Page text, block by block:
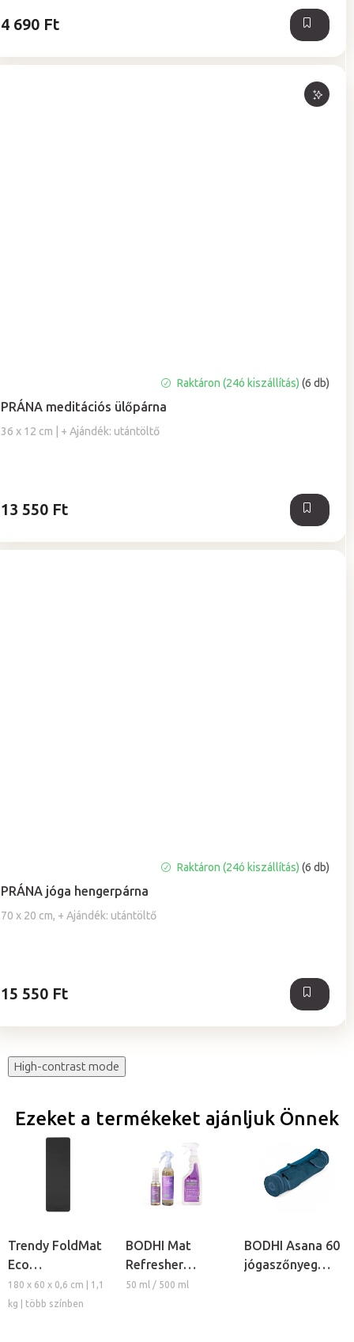
4 690 Ft
PRÁNA meditációs ülőpárna
36 x 12 cm | + Ajándék: utántöltő
termék
átlagos
értékelése
Raktáron (24ó kiszállítás)(6 db)
13 550 Ft
PRÁNA jóga hengerpárna
70 x 20 cm, + Ajándék: utántöltő
termék
átlagos
értékelése
Raktáron (24ó kiszállítás)(6 db)
15 550 Ft
High-contrast mode
Ezeket a termékeket ajánljuk Önnek
Trendy FoldMat
Eco
összehajtható
tornaszõnyeg
180 x 60 x 0,6 cm | 1,1
kg | több színben
BODHI Mat
Refresher
jógaszőnyeg
50 ml / 500 ml
BODHI Asana 60
jógaszőnyeg